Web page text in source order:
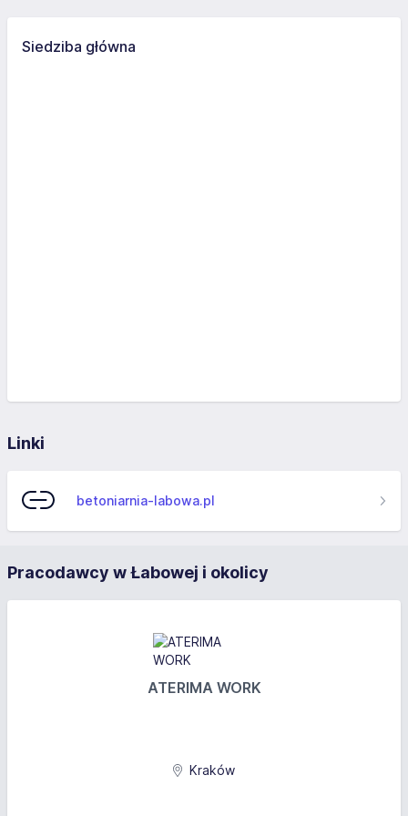
Siedziba główna
Linki
betoniarnia-labowa.pl
Pracodawcy w Łabowej i okolicy
ATERIMA WORK
Kraków